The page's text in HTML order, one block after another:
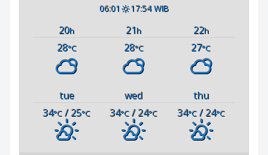
06:01 17:54 WIB
20h 21h 22h
28°C 28°C 27°C
tue wed
thu
34°C / 25°C 34°C / 24°C 34°C/ 24°C